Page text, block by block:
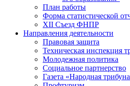
План работы
Форма статистической
XII Съезд ФНПР
Направления деятельности
Правовая защита
Техническая инспекция
Молодежная политика
Социальное партнерство
Газета «Народная